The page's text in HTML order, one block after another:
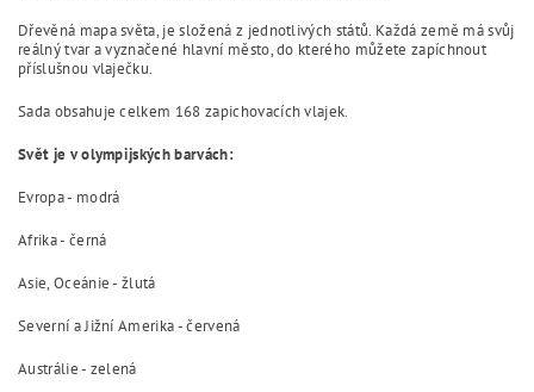
Dřevěná mapa světa, je složená z jednotlivých států. Každá země má svůj
reálný tvar a vyznačené hlavní město, do kterého můžete zapíchnout
příslušnou vlaječku.
Sada obsahuje celkem 168 zapichovacích vlajek.
Svět je v olympijských barvách:
Evropa - modrá
Afrika - černá
Asie, Oceánie - žlutá
Severní a Jižní Amerika - červená
Austrálie - zelená